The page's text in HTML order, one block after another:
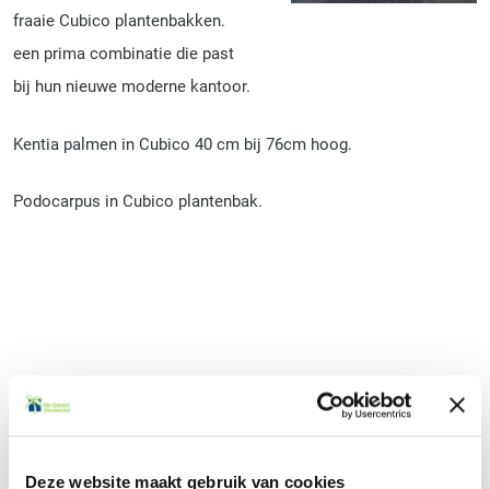
Deze website maakt gebruik van cookies
fraaie Cubico plantenbakken.
een prima combinatie die past
bij hun nieuwe moderne kantoor.
Kentia palmen in Cubico 40 cm bij 76cm hoog.
Podocarpus in Cubico plantenbak.